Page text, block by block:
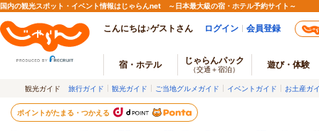
国内の観光スポット・イベント情報はじゃらんnet ～日本最大級の宿・ホテル予約サイト～
こんにちは♪ゲストさん ログイン 会員登録
宿・ホテル じゃらんパック
（交通＋宿泊） 遊び・体験
観光ガイド 旅行ガイド 観光ガイド ご当地グルメガイド イベントガイド お土産ガ
ポイントがたまる・つかえる